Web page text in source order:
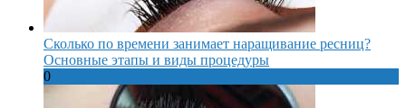
Сколько по времени занимает наращивание ресниц?
Основные этапы и виды процедуры
0